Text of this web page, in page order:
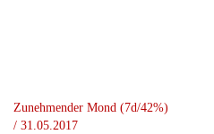
Zunehmender Mond (7d/42%)
/ 31.05.2017